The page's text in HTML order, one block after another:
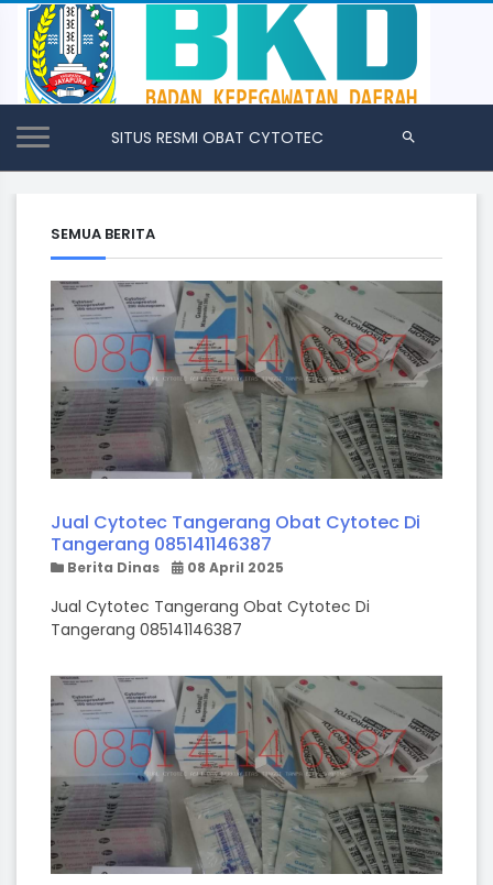
SITUS RESMI OBAT CYTOTEC
SEMUA BERITA
Jual Cytotec Tangerang Obat Cytotec Di
Tangerang 085141146387
Berita Dinas 08 April 2025
Jual Cytotec Tangerang Obat Cytotec Di
Tangerang 085141146387